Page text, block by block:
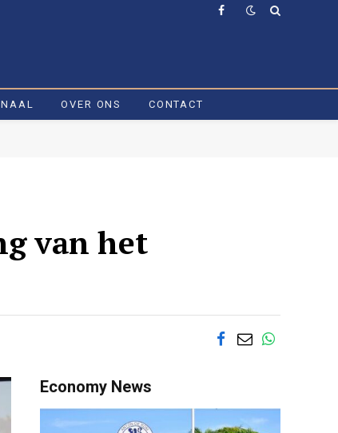
Facebook
OVER ONS CONTACT
van het
Economy News